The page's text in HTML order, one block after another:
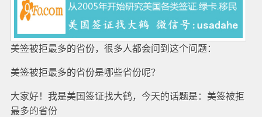
美签被拒最多的省份，很多人都会问到这个问题：
美签被拒最多的省份是哪些省份呢？
大家好！我是美国签证找大鹤，今天的话题是：美签被拒
最多的省份